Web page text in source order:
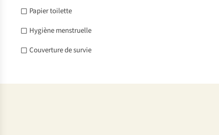
Papier toilette
Hygiène menstruelle
Couverture de survie